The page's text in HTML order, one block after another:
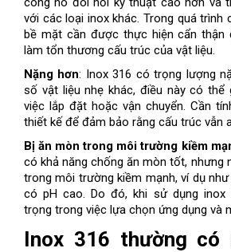
với các loại inox khác. Trong quá trình
bề mặt cần được thực hiện cẩn thận
làm tổn thương cấu trúc của vật liệu.
Nặng hơn: Inox 316 có trọng lượng
số vật liệu nhẹ khác, điều này có thể
việc lắp đặt hoặc vận chuyển. Cần
thiết kế để đảm bảo rằng cấu trúc vẫn
Bị ăn mòn trong môi trường kiềm
có khả năng chống ăn mòn tốt, nhưng
trong môi trường kiềm mạnh, ví dụ
có pH cao. Do đó, khi sử dụng inox
trọng trong việc lựa chọn ứng dụng và
Inox 316 thường có